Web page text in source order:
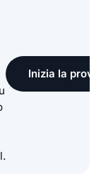
Inizia la